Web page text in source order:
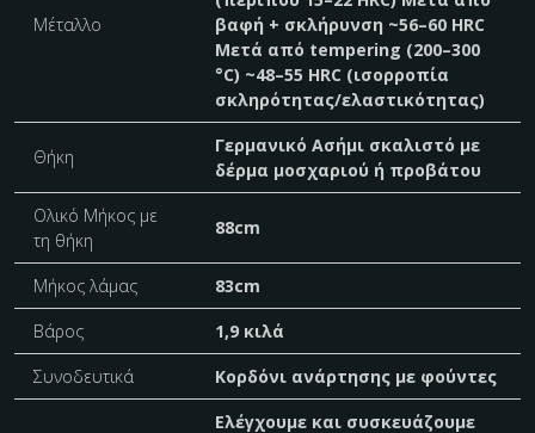
Μέταλλο
βαφή + σκλήρυνση ~56–60 HRC
Μετά από tempering (200–300
°C) ~48–55 HRC (ισορροπία
σκληρότητας/ελαστικότητας)
Θήκη
Γερμανικό Ασήμι σκαλιστό με
δέρμα μοσχαριού ή προβάτου
Ολικό Μήκος με
τη θήκη
88cm
Μήκος λάμας
83cm
Βάρος
1,9 κιλά
Συνοδευτικά
Κορδόνι ανάρτησης με φούντες
Ελέγχουμε και συσκευάζουμε